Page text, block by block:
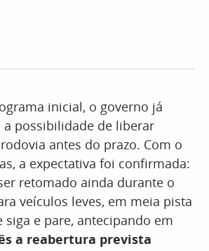
inicial, o governo já
possibilidade de liberar
antes do prazo. Com o
a expectativa foi confirmada:
retomado ainda durante o
veículos leves, em meia pista
siga e pare, antecipando em
a reabertura prevista